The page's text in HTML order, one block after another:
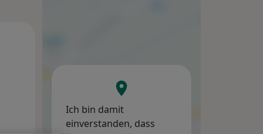
Ich bin damit
einverstanden, dass